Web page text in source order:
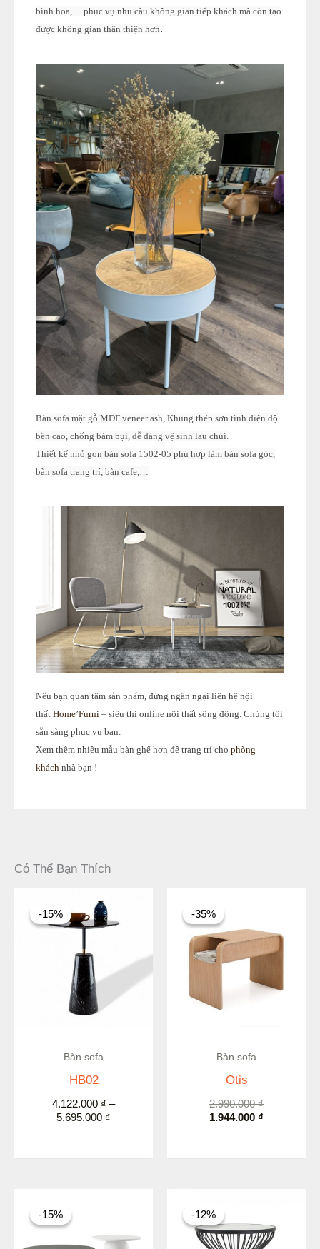
bình hoa,… phục vụ nhu cầu không gian tiếp khách mà còn tạo
được không gian thân thiện hơn.
Bàn sofa mặt gỗ MDF veneer ash, Khung thép sơn tĩnh điện độ
bền cao, chống bám bụi, dễ dàng vệ sinh lau chùi.
Thiết kế nhỏ gọn bàn sofa 1502-05 phù hợp làm bàn sofa góc,
bàn sofa trang trí, bàn cafe,…
Nếu bạn quan tâm sản phẩm, đừng ngần ngại liên hệ nội
thất Home’Furni – siêu thị online nội thất sống động. Chúng tôi
sẵn sàng phục vụ bạn.
Xem thêm nhiều mẫu bàn ghế hơn để trang trí cho phòng
khách nhà bạn !
Có Thể Bạn Thích
-15%
-15%
Bàn sofa
HB02
4.122.000 ₫ –
5.695.000 ₫
từ
5.695.000 ₫
-35%
-35%
Bàn sofa
Otis
2.990.000₫
2.990.000 ₫.
1.944.000 ₫
là:
1.944.000 ₫.
-15%
-15%
4.411.000 ₫
-12%
-12%
là:
4.470.000 ₫.
tại
là: